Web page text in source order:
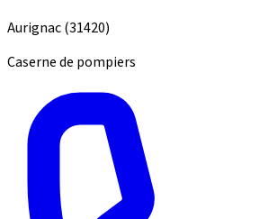
Aurignac(31420)
Caserne de pompiers